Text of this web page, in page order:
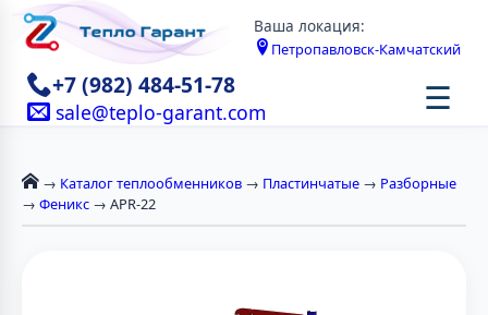
Ваша локация:
Петропавловск-Камчатский
+7 (982) 484-51-78
sale@teplo-garant.com ☰
→ Каталог теплообменников → Пластинчатые → Разборные
→ Феникс → APR-22